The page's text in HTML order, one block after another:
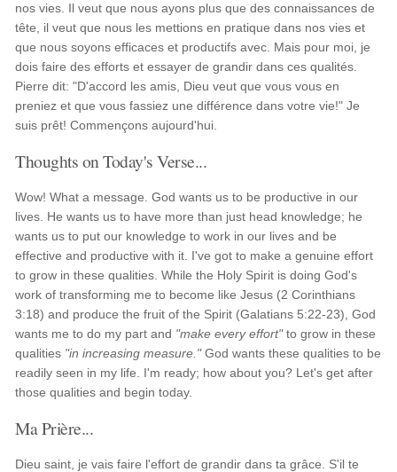
nos vies. Il veut que nous ayons plus que des connaissances de
tête, il veut que nous les mettions en pratique dans nos vies et
que nous soyons efficaces et productifs avec. Mais pour moi, je
dois faire des efforts et essayer de grandir dans ces qualités.
Pierre dit: "D'accord les amis, Dieu veut que vous vous en
preniez et que vous fassiez une différence dans votre vie!" Je
suis prêt! Commençons aujourd'hui.
Thoughts on Today's Verse...
Wow! What a message. God wants us to be productive in our
lives. He wants us to have more than just head knowledge; he
wants us to put our knowledge to work in our lives and be
effective and productive with it. I've got to make a genuine effort
to grow in these qualities. While the Holy Spirit is doing God's
work of transforming me to become like Jesus (2 Corinthians
3:18) and produce the fruit of the Spirit (Galatians 5:22-23), God
wants me to do my part and "make every effort"to grow in these
qualities "in increasing measure."God wants these qualities to be
readily seen in my life. I'm ready; how about you? Let's get after
those qualities and begin today.
Ma Prière...
Dieu saint, je vais faire l'effort de grandir dans ta grâce. S'il te